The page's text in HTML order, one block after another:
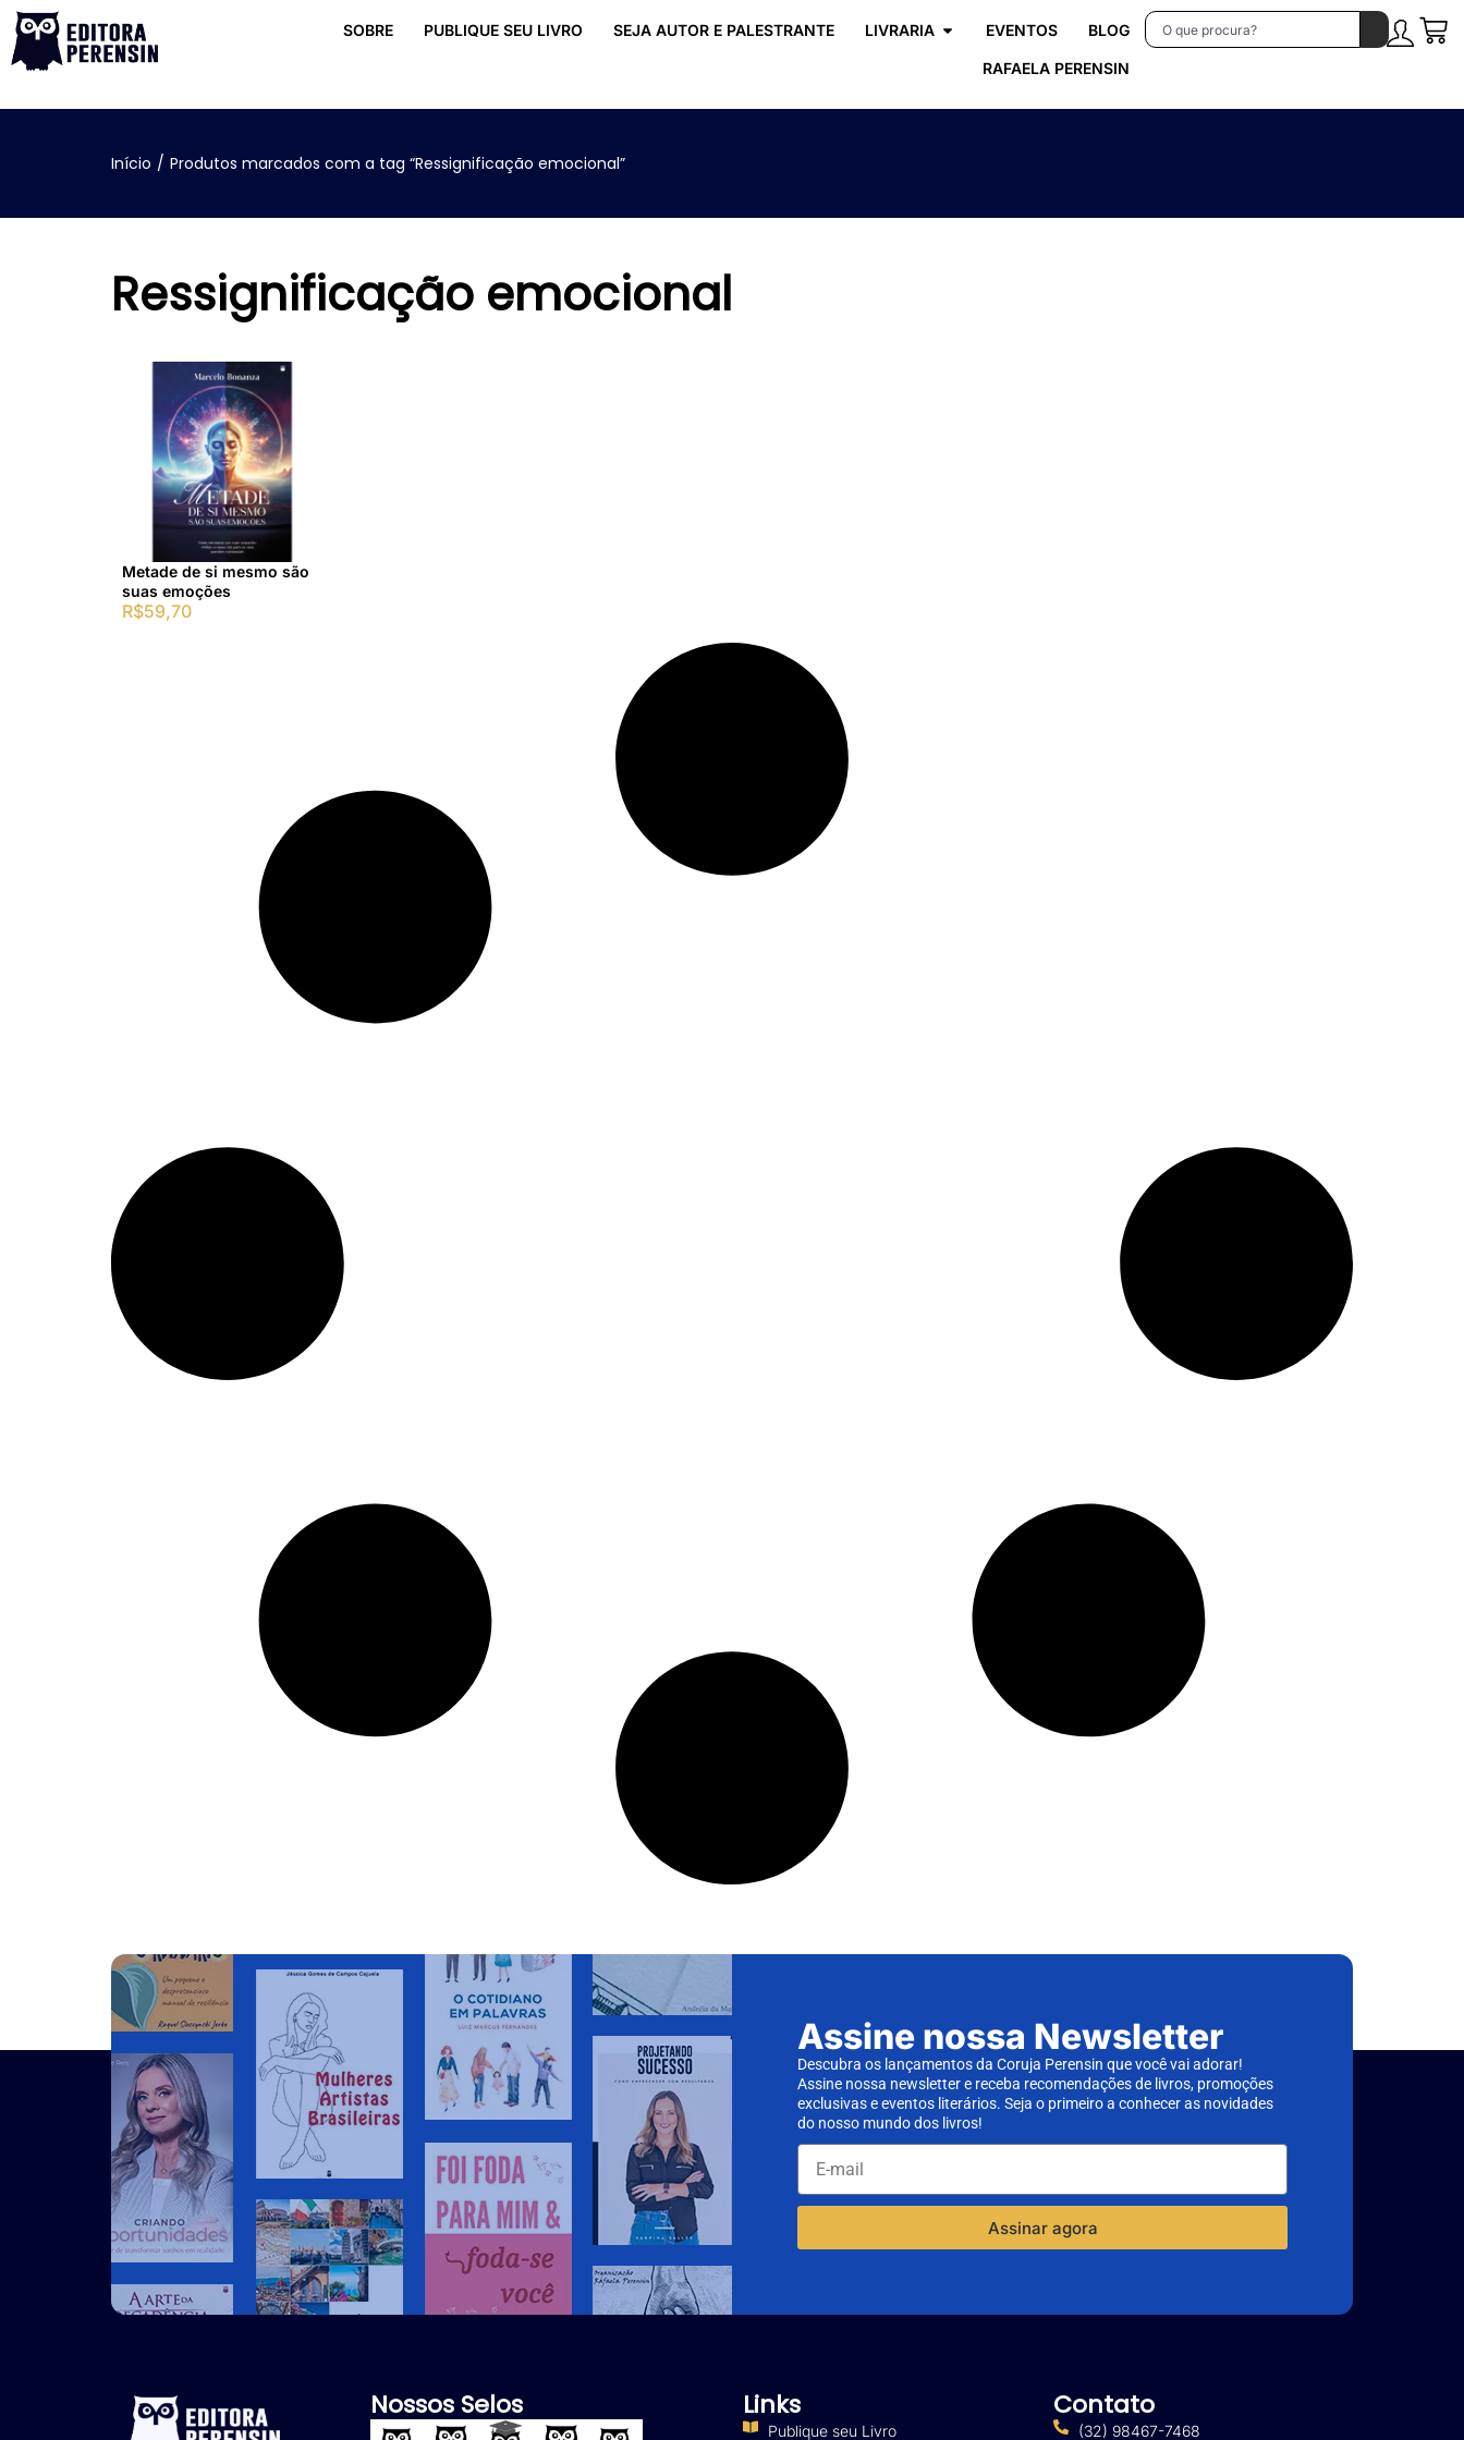
SOBRE PUBLIQUE SEU LIVRO SEJA AUTOR E PALESTRANTE LIVRARIA EVENTOS BLOG
RAFAELA PERENSIN
Início / Produtos marcados com a tag “Ressignificação emocional”
Ressignificação emocional
Metade de si mesmo são
suas emoções
R$59,70
Assine nossa Newsletter
Descubra os lançamentos da Coruja Perensin que você vai adorar!
Assine nossa newsletter e receba recomendações de livros, promoções
exclusivas e eventos literários. Seja o primeiro a conhecer as novidades
do nosso mundo dos livros!
Assinar agora
Nossos Selos Links
Publique seu Livro
Contato
(32) 98467-7468